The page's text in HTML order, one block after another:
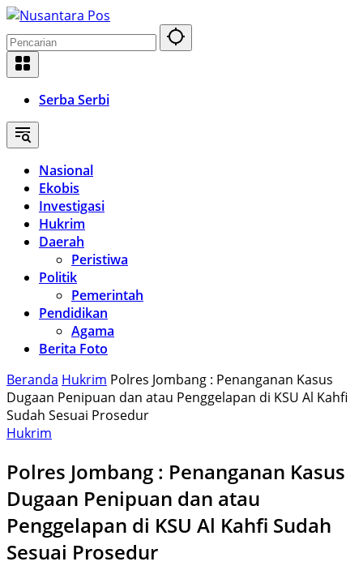
Langsung
ke
konten
Serba Serbi
Nasional
Ekobis
Investigasi
Hukrim
Daerah
Peristiwa
Politik
Pemerintah
Pendidikan
Agama
Berita Foto
Beranda Hukrim Polres Jombang : Penanganan Kasus
Dugaan Penipuan dan atau Penggelapan di KSU Al Kahfi
Sudah Sesuai Prosedur
Hukrim
Polres Jombang : Penanganan Kasus
Dugaan Penipuan dan atau
Penggelapan di KSU Al Kahfi Sudah
Sesuai Prosedur